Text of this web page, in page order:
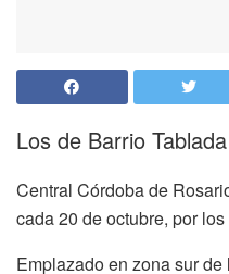
Los de Barrio
Central Córdoba de
cada 20 de octubre, por
Emplazado en zona sur